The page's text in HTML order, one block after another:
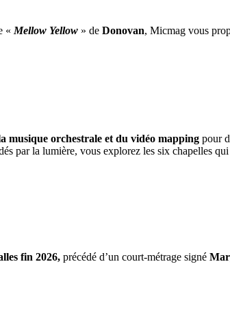
« Mellow Yellow » de Donovan, Micmag vous
musique orchestrale et du vidéo mapping pour
par la lumière, vous explorez les six chapelles
fin 2026, précédé d’un court-métrage signé